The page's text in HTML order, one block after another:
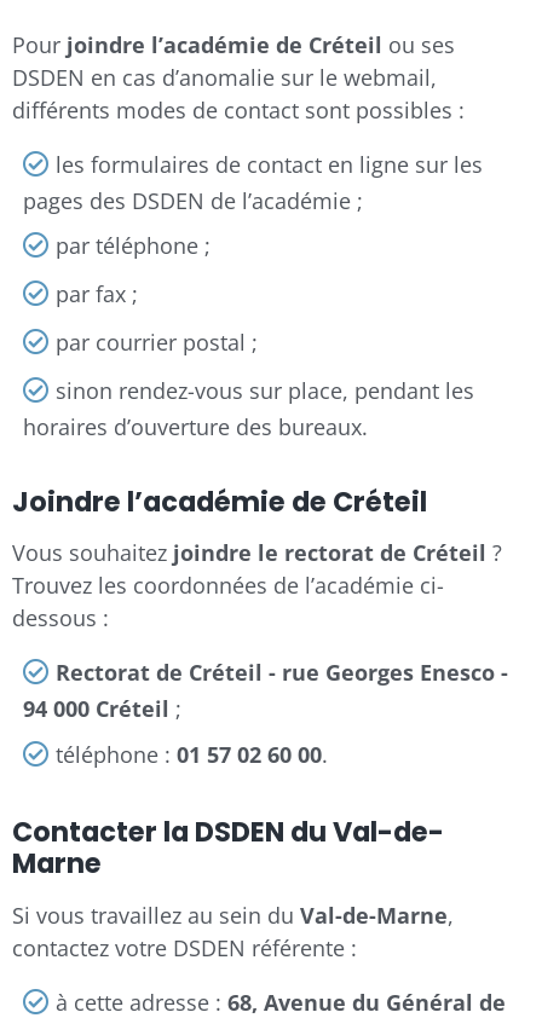
Pour joindre l’académie de Créteil ou ses
DSDEN en cas d’anomalie sur le webmail,
différents modes de contact sont possibles :
les formulaires de contact en ligne sur les
pages des DSDEN de l’académie ;
par téléphone ;
par fax ;
par courrier postal ;
sinon rendez-vous sur place, pendant les
horaires d’ouverture des bureaux.
Joindre l’académie de Créteil
Vous souhaitez joindre le rectorat de Créteil ?
Trouvez les coordonnées de l’académie ci-
dessous :
Rectorat de Créteil - rue Georges Enesco -
94 000 Créteil ;
téléphone :01 57 02 60 00.
Contacter la DSDEN du Val-de-
Marne
Si vous travaillez au sein du Val-de-Marne,
contactez votre DSDEN référente :
à cette adresse :68, Avenue du Général de